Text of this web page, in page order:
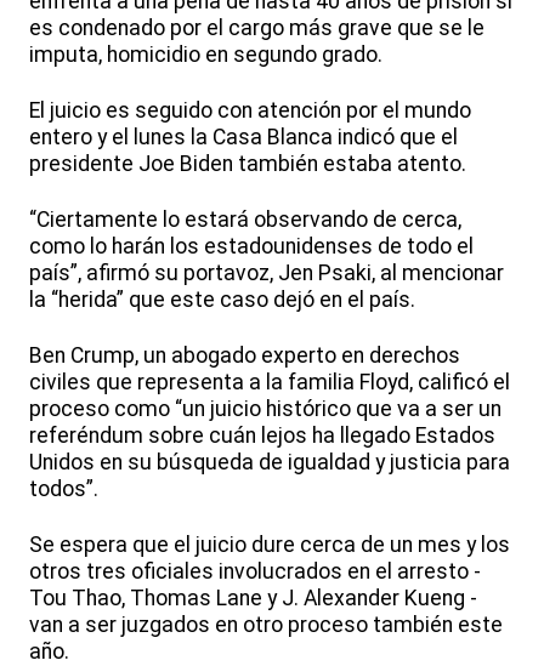
es condenado por el cargo más grave que se le
imputa, homicidio en segundo grado.
El juicio es seguido con atención por el mundo
entero y el lunes la Casa Blanca indicó que el
presidente Joe Biden también estaba atento.
“Ciertamente lo estará observando de cerca,
como lo harán los estadounidenses de todo el
país”, afirmó su portavoz, Jen Psaki, al mencionar
la “herida” que este caso dejó en el país.
Ben Crump, un abogado experto en derechos
civiles que representa a la familia Floyd, calificó el
proceso como “un juicio histórico que va a ser un
referéndum sobre cuán lejos ha llegado Estados
Unidos en su búsqueda de igualdad y justicia para
todos”.
Se espera que el juicio dure cerca de un mes y los
otros tres oficiales involucrados en el arresto -
Tou Thao, Thomas Lane y J. Alexander Kueng -
van a ser juzgados en otro proceso también este
año.